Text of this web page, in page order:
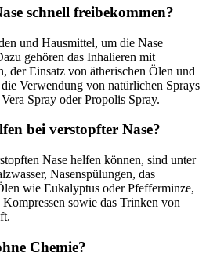
schnell freibekommen?
und Hausmittel, um die Nase
gehören das Inhalieren mit
der Einsatz von ätherischen Ölen und
Verwendung von natürlichen Sprays
Spray oder Propolis Spray.
bei verstopfter Nase?
Nase helfen können, sind unter
Nasenspülungen, das
wie Eukalyptus oder Pfefferminze,
sowie das Trinken von
Chemie?